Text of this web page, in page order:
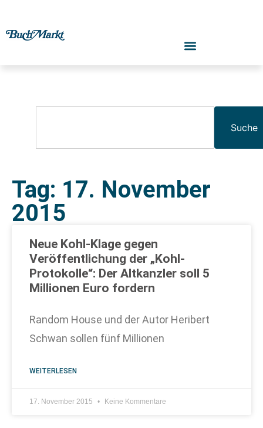
Suche
Tag: 17. November
2015
Neue Kohl-Klage gegen
Veröffentlichung der „Kohl-
Protokolle“: Der Altkanzler soll 5
Millionen Euro fordern
Random House und der Autor Heribert
Schwan sollen fünf Millionen
WEITERLESEN
17. November 2015 Keine Kommentare